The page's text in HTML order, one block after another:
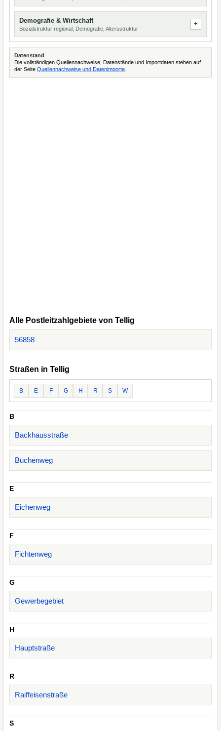
Demografie & Wirtschaft
Sozialstruktur regional, Demografie, Altersstruktur
Datenstand
Die vollständigen Quellennachweise, Datenstände und Importdaten stehen auf
der Seite Quellennachweise und Datenimporte
Alle Postleitzahlgebiete von Tellig
56858
Straßen in Tellig
B E F G H R S W
B
Backhausstraße
Buchenweg
E
Eichenweg
F
Fichtenweg
G
Gewerbegebiet
H
Hauptstraße
R
Raiffeisenstraße
S